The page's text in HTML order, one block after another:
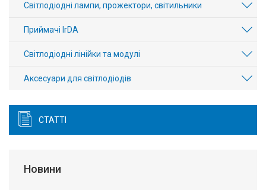
Світлодіодні лампи, прожектори, світильники
Приймачі IrDA
Світлодіодні лінійки та модулі
Аксесуари для світлодіодів
СТАТТІ
Новини